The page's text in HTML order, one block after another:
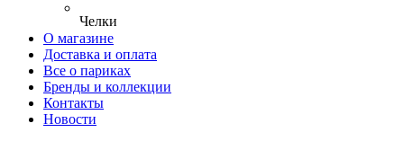
Челки
О магазине
Доставка и оплата
Все о париках
Бренды и коллекции
Контакты
Новости